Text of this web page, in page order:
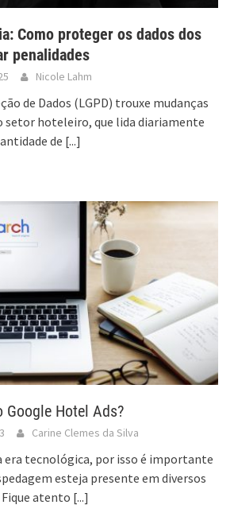
Como proteger os dados dos
penalidades
Nicole Lahm
de Dados (LGPD) trouxe mudanças
setor hoteleiro, que lida diariamente
de [...]
Google Hotel Ads?
Carine Clemes da Silva
era tecnológica, por isso é importante
esteja presente em diversos
atento [...]